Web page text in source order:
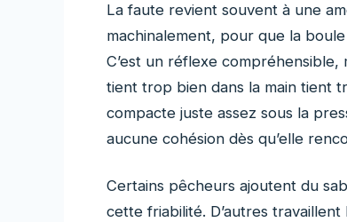
La faute revient souvent à une
machinalement, pour que la
C’est un réflexe
tient trop bien dans la main tient
compacte juste assez sous la
aucune cohésion dès qu’elle
Certains pêcheurs ajoutent du
cette friabilité. D’autres